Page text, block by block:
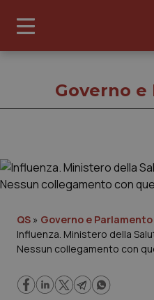
Governo e Parlamento
Regioni e Asl
Governo
QS » Governo e Parlamento
Influenza. Ministero della
Nessun collegamento con